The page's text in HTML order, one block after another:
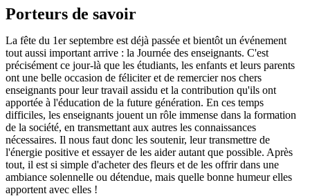
Porteurs de savoir
La fête du 1er septembre est déjà passée et bientôt un événement
tout aussi important arrive : la Journée des enseignants. C'est
précisément ce jour-là que les étudiants, les enfants et leurs parents
ont une belle occasion de féliciter et de remercier nos chers
enseignants pour leur travail assidu et la contribution qu'ils ont
apportée à l'éducation de la future génération. En ces temps
difficiles, les enseignants jouent un rôle immense dans la formation
de la société, en transmettant aux autres les connaissances
nécessaires. Il nous faut donc les soutenir, leur transmettre de
l'énergie positive et essayer de les aider autant que possible. Après
tout, il est si simple d'acheter des fleurs et de les offrir dans une
ambiance solennelle ou détendue, mais quelle bonne humeur elles
apportent avec elles !